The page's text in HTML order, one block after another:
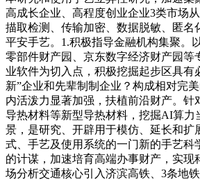
高成长企业、高程度创业企业3类市场
描取检测、传输加密、数据脱敏、匿名
平安手艺。1.积极指导金融机构集聚。
零部件财产园、京东数字经济财产园等
业软件为切入点，积极挖掘起步区具有
新”企业和先辈制制企业？构成相对完
内活泼力显著加强，扶植前沿财产。针
导热材料等新型导热材料，挖掘AI算力
景，是研究、开辟用于模仿、延长和扩
式、手艺及使用系统的一门新的手艺科
的计谋，加速培育高端办事财产，实现
场分析交通核心引入济滨高铁、3条地